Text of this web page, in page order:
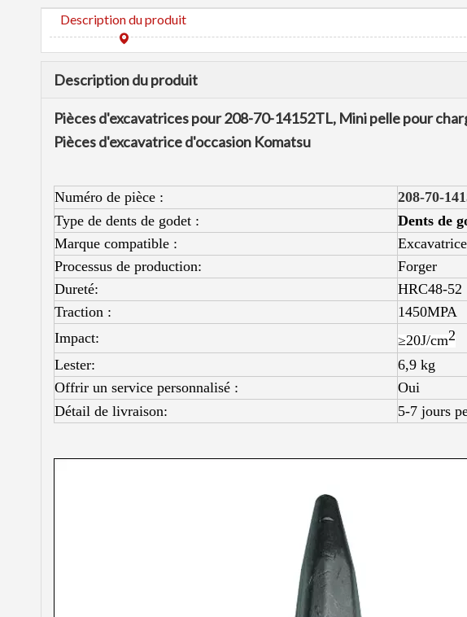
Description du produit
Description du produit
Pièces d'excavatrices pour 208-70-14152TL, Mini pelle pour
Pièces d'excavatrice d'occasion Komatsu
Numéro de pièce :
208-70-
Type de dents de godet :
Dents de
Marque compatible :
Processus de production:
Forger
Dureté:
HRC48-52
Traction :
1450MPA
Impact:
≥20J/cm2
Lester:
6,9 kg
Offrir un service personnalisé :
Oui
Détail de livraison:
5-7 jours